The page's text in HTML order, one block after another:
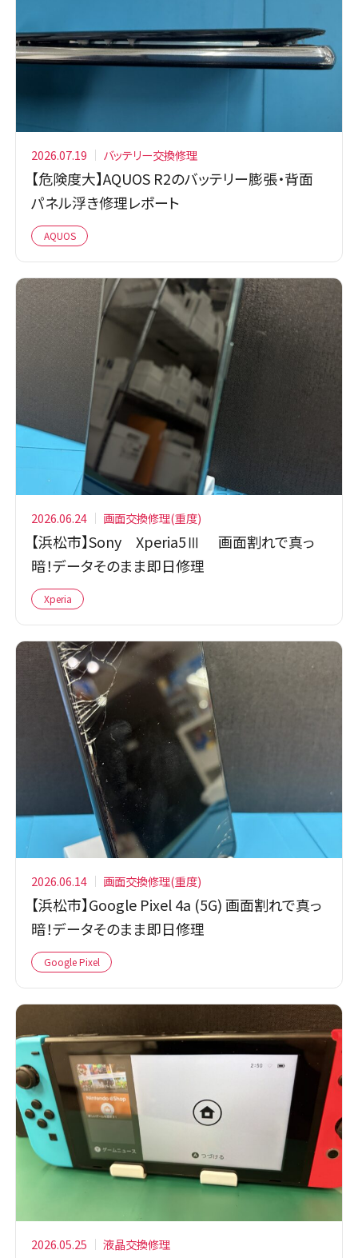
2026.07.19 バッテリー交換修理
【危険度大】AQUOS R2のバッテリー膨張・背面
パネル浮き修理レポート
AQUOS
2026.06.24 画面交換修理(重度)
【浜松市】Sony Xperia5Ⅲ 画面割れで真っ
暗！データそのまま即日修理
Xperia
2026.06.14 画面交換修理(重度)
【浜松市】Google Pixel 4a (5G) 画面割れで真っ
暗！データそのまま即日修理
Google Pixel
2026.05.25 液晶交換修理